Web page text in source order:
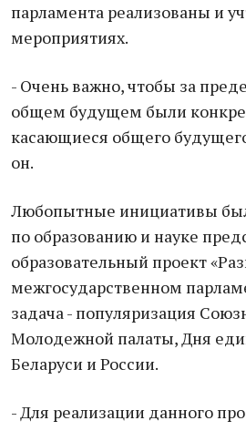
парламента реализованы и
мероприятиях.
- Очень важно, чтобы за
общем будущем были
касающиеся общего
он.
Любопытные инициативы
по образованию и науке
образовательный проект
межгосударственном
задача - популяризация
Молодежной палаты, Дня
Беларуси и России.
- Для реализации данного